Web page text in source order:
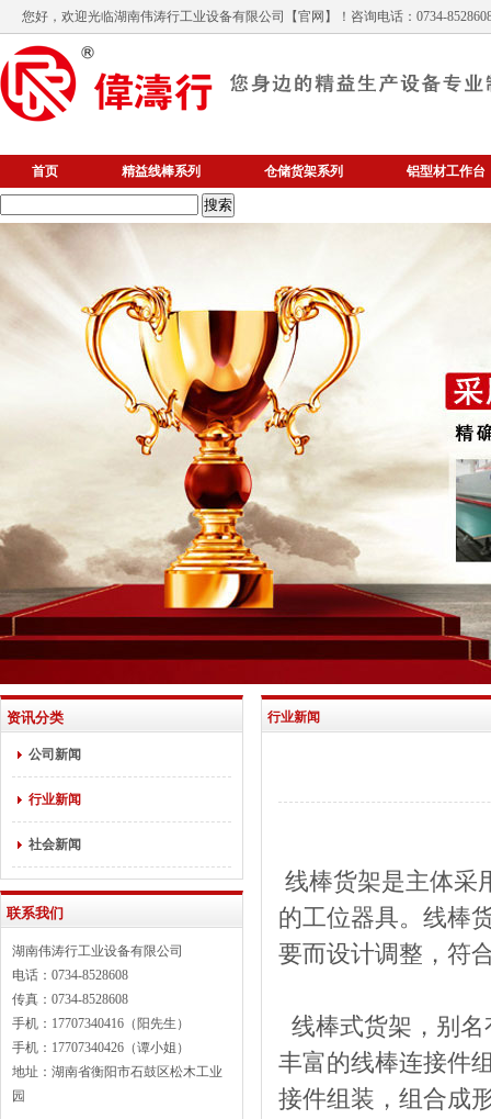
您好，欢迎光临湖南伟涛行工业设备有限公司 【官网】！咨询电话：0734-
首页 精益线棒系列 仓储货架系列 铝型材工作台
资讯分类
公司新闻
行业新闻
社会新闻
联系我们
湖南伟涛行工业设备有限公司
电话：0734-8528608
传真：0734-8528608
手机：17707340416（阳先生）
手机：17707340426（谭小姐）
地址：湖南省衡阳市石鼓区松木工业
园
行业新闻
线棒货架是主体采
的工位器具。线棒
要而设计调整，符
线棒式货架，别
丰富的线棒连接件
接件组装，组合成